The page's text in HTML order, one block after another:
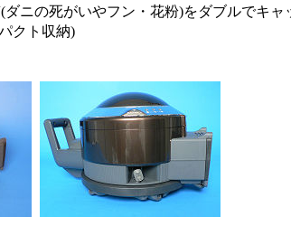
ニの死がいやフン・花粉)をダブルでキャ
クト収納)